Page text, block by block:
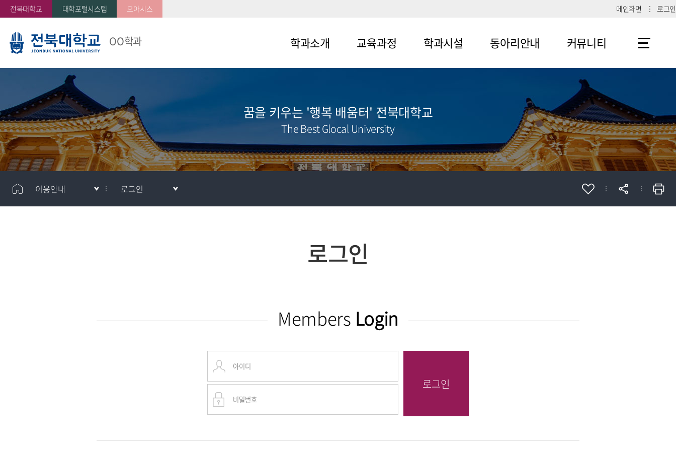
전북대학교 대학포털시스템 오아시스 메인화면 로그인
OO학과 학과소개
메뉴1-2
교육과정
메뉴2-2
학과시설
메뉴3-2
동아리안내 커뮤니티
공지사항
꿈을 키우는 '행복 배움터' 전북대학교
The Best Glocal University
이용안내 로그인
로그인
Members Login